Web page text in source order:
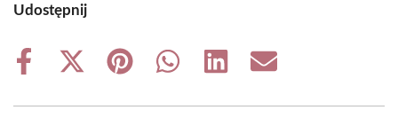
Udostępnij
Share
Share
(Twitter)
Share
Share
Share
Share